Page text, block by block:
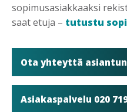
sopimusasiakkaaksi
saat etuja – tutustu
Ota yhteyttä
Asiakaspalvelu 020